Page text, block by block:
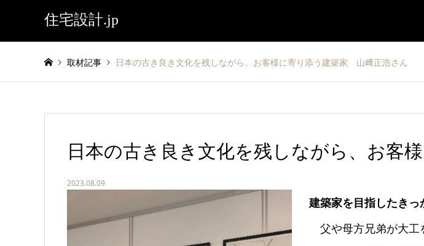
住宅設計.jp
取材記事 日本の古き良き文化を残しながら、お客様に寄り添う建築家 山﨑正浩さん
日本の古き良き文化を残しながら、お客
2023.08.09
建築家を目指したきっ
父や母方兄弟が大工